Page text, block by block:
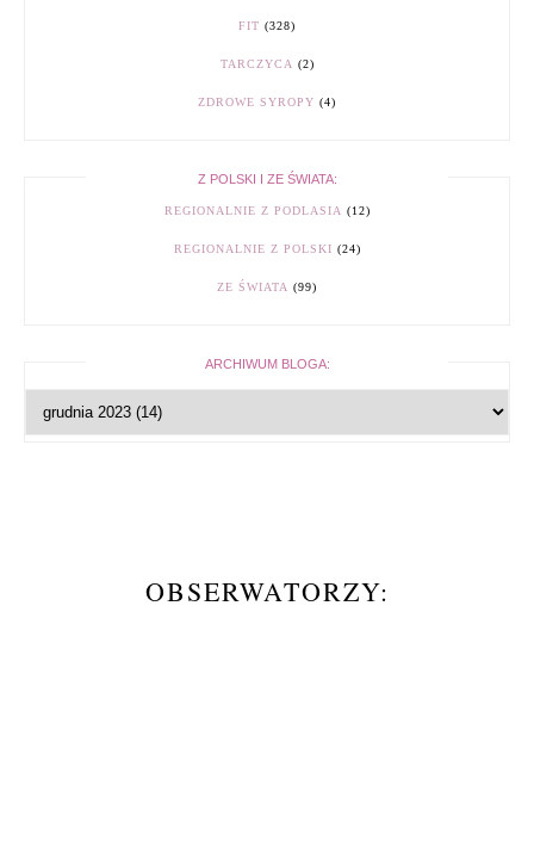
FIT (328)
TARCZYCA (2)
ZDROWE SYROPY (4)
Z POLSKI I ZE ŚWIATA:
REGIONALNIE Z PODLASIA (12)
REGIONALNIE Z POLSKI (24)
ZE ŚWIATA (99)
ARCHIWUM BLOGA:
OBSERWATORZY: